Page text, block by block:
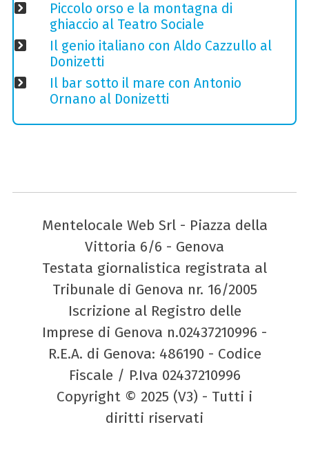
Piccolo orso e la montagna di
ghiaccio al Teatro Sociale
Il genio italiano con Aldo Cazzullo al
Donizetti
Il bar sotto il mare con Antonio
Ornano al Donizetti
Mentelocale Web Srl - Piazza della
Vittoria 6/6 - Genova
Testata giornalistica registrata al
Tribunale di Genova nr. 16/2005
Iscrizione al Registro delle
Imprese di Genova n.02437210996 -
R.E.A. di Genova: 486190 - Codice
Fiscale / P.Iva 02437210996
Copyright © 2025 (V3) - Tutti i
diritti riservati